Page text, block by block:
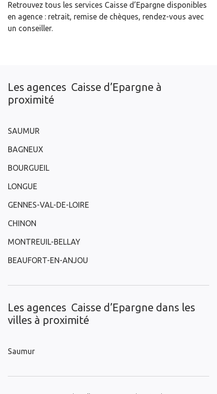
Retrouvez tous les services Caisse d’Epargne disponibles
en agence : retrait, remise de chèques, rendez-vous avec
un conseiller.
Les agences Caisse d’Epargne à
proximité
SAUMUR
BAGNEUX
BOURGUEIL
LONGUE
GENNES-VAL-DE-LOIRE
CHINON
MONTREUIL-BELLAY
BEAUFORT-EN-ANJOU
Les agences Caisse d’Epargne dans les
villes à proximité
Saumur